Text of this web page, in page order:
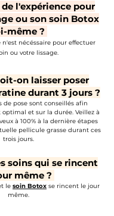
l'expérience pour
ou son soin Botox
même ?
nécéssaire pour effectuer
ou votre lissage.
on laisser poser
durant 3 jours ?
de pose sont conseillés afin
et sur la durée. Veillez à
à 100% à la dernière étapes
pellicule grasse durant ces
trois jours.
soins qui se rincent
même ?
le soin Botox se rincent le jour
même.